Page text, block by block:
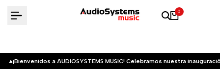
0
¡Bienvenidos a AUDIOSYSTEMS MUSIC! Celebramos nuestra